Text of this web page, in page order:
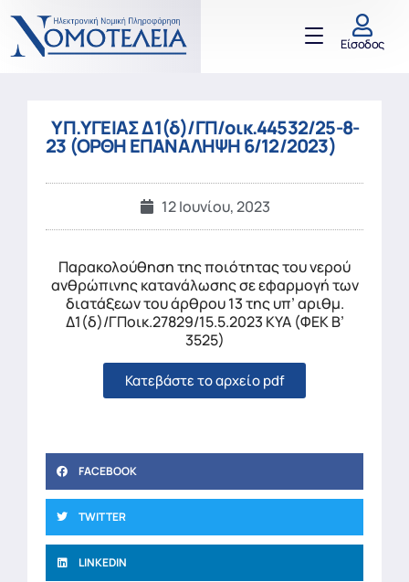
Είσοδος
ΥΠ.ΥΓΕΙΑΣ Δ1(δ)/ΓΠ/οικ.44532/25-8-
23 (ΟΡΘΗ ΕΠΑΝΑΛΗΨΗ 6/12/2023)
12 Ιουνίου, 2023
Παρακολούθηση της ποιότητας του νερού
ανθρώπινης κατανάλωσης σε εφαρμογή των
διατάξεων του άρθρου 13 της υπ’ αριθμ.
Δ1(δ)/ΓΠοικ.27829/15.5.2023 ΚΥΑ (ΦΕΚ Β’
3525)
Κατεβάστε το αρχείο pdf
FACEBOOK
TWITTER
LINKEDIN